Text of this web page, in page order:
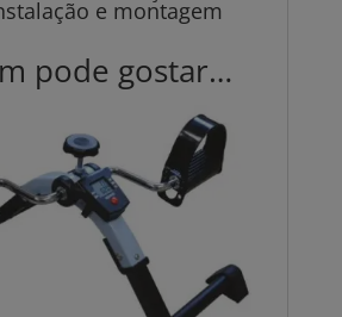
e montagem
pode gostar…